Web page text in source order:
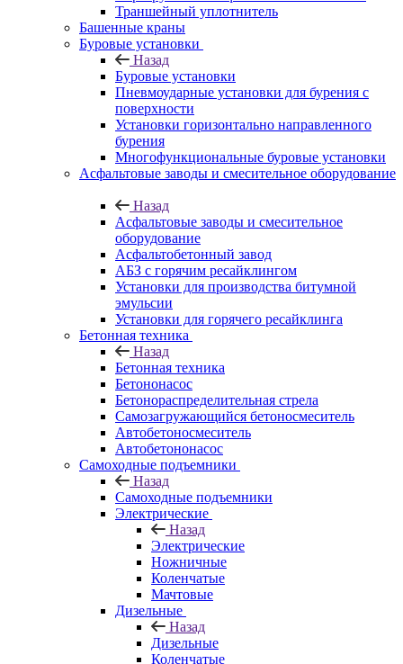
Траншейный уплотнитель
Башенные краны
Буровые установки
Назад
Буровые установки
Пневмоударные установки для бурения с
поверхности
Установки горизонтально направленного
бурения
Многофункциональные буровые установки
Асфальтовые заводы и смесительное оборудование
Назад
Асфальтовые заводы и смесительное
оборудование
Асфальтобетонный завод
АБЗ с горячим ресайклингом
Установки для производства битумной
эмульсии
Установки для горячего ресайклинга
Бетонная техника
Назад
Бетонная техника
Бетононасос
Бетонораспределительная стрела
Самозагружающийся бетоносмеситель
Автобетоносмеситель
Автобетононасос
Самоходные подъемники
Назад
Самоходные подъемники
Электрические
Назад
Электрические
Ножничные
Коленчатые
Мачтовые
Дизельные
Назад
Дизельные
Коленчатые